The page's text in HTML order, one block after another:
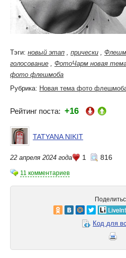
Тэги: новый этап , прически ,
голосование , ФотоЧарм новая
фото флешмоба
Рубрика: Новая тема фото
Рейтинг поста: +16
TATYANA NIKIT
22 апреля 2024 года 1 816
11 комментариев
Код для